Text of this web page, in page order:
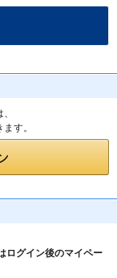
す。
ログイン後のマイペー